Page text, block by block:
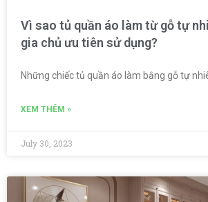
Vì sao tủ quần áo làm từ gỗ tự
gia chủ ưu tiên sử dụng?
Những chiếc tủ quần áo làm bằng gỗ tự
XEM THÊM »
July 30, 2023